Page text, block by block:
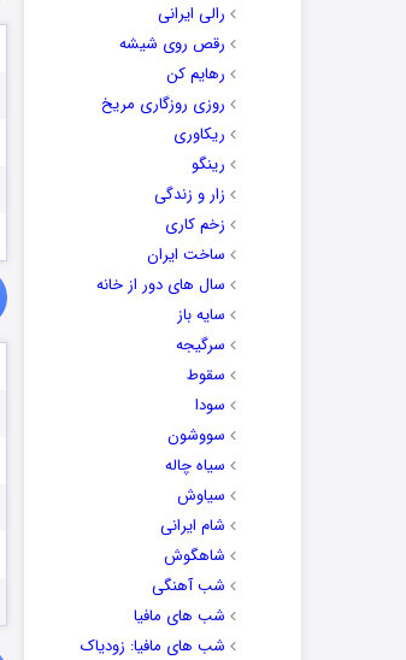
رالی ایرانی
رقص روی شیشه
رهایم کن
روزی روزگاری مریخ
ریکاوری
رینگو
زار و زندگی
زخم کاری
ساخت ایران
سال های دور از خانه
سایه باز
سرگیجه
سقوط
سودا
سووشون
سیاه چاله
سیاوش
شام ایرانی
شاهگوش
شب آهنگی
شب های مافیا
شب های مافیا: زودیاک